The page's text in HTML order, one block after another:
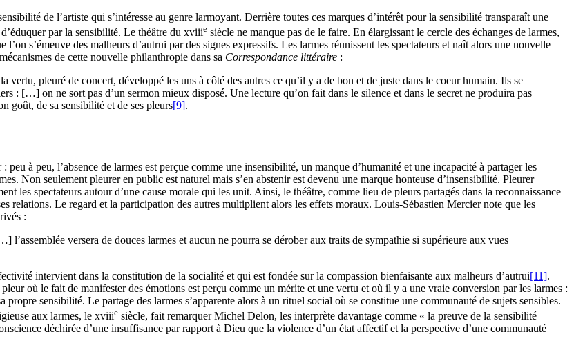
de l’artiste qui s’intéresse au genre larmoyant. Derrière toutes ces marques d’intérêt pour la sensibilité transparaît une
par la sensibilité. Le théâtre du xviiie siècle ne manque pas de le faire. En élargissant le cercle des échanges de larmes,
s’émeuve des malheurs d’autrui par des signes expressifs. Les larmes réunissent les spectateurs et naît alors une nouvelle
de cette nouvelle philanthropie dans sa Correspondance littéraire :
pleuré de concert, développé les uns à côté des autres ce qu’il y a de bon et de juste dans le coeur humain. Ils se
: […] on ne sort pas d’un sermon mieux disposé. Une lecture qu’on fait dans le silence et dans le secret ne produira pas
goût, de sa sensibilité et de ses pleurs[9].
peu à peu, l’absence de larmes est perçue comme une insensibilité, un manque d’humanité et une incapacité à partager les
Non seulement pleurer en public est naturel mais s’en abstenir est devenu une marque honteuse d’insensibilité. Pleurer
les spectateurs autour d’une cause morale qui les unit. Ainsi, le théâtre, comme lieu de pleurs partagés dans la reconnaissance
relations. Le regard et la participation des autres multiplient alors les effets moraux. Louis-Sébastien Mercier note que les
:
l’assemblée versera de douces larmes et aucun ne pourra se dérober aux traits de sympathie si supérieure aux vues
intervient dans la constitution de la socialité et qui est fondée sur la compassion bienfaisante aux malheurs d’autrui[11].
où le fait de manifester des émotions est perçu comme un mérite et une vertu et où il y a une vraie conversion par les larmes :
sensibilité. Le partage des larmes s’apparente alors à un rituel social où se constitue une communauté de sujets sensibles.
aux larmes, le xviiie siècle, fait remarquer Michel Delon, les interprète davantage comme « la preuve de la sensibilité
déchirée d’une insuffisance par rapport à Dieu que la violence d’un état affectif et la perspective d’une communauté